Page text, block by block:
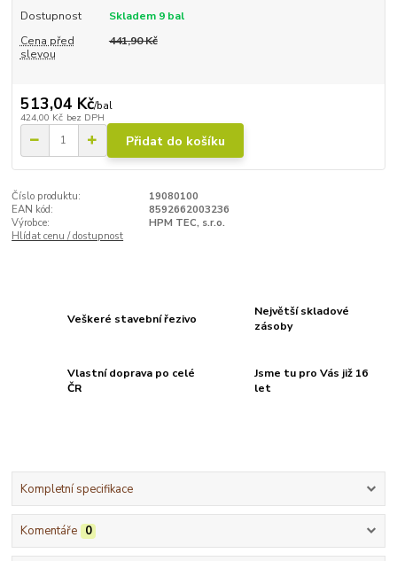
Dostupnost
Skladem 9 bal
Cena před
slevou
441,90 Kč
513,04 Kč/bal
424,00 Kč bez DPH
Přidat do košíku
Číslo produktu:
19080100
EAN kód:
8592662003236
Výrobce:
HPM TEC, s.r.o.
Hlídat cenu / dostupnost
Veškeré stavební řezivo
Největší skladové
zásoby
Vlastní doprava po celé
ČR
Jsme tu pro Vás již 16
let
Kompletní specifikace
Komentáře 0